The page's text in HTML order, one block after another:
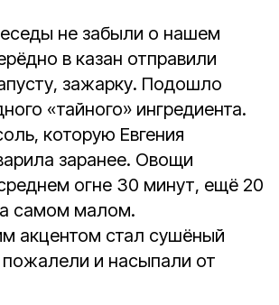
не забыли о нашем
в казан отправили
зажарку. Подошло
«тайного» ингредиента.
которую Евгения
заранее. Овощи
огне 30 минут, ещё 20
самом малом.
акцентом стал сушёный
пожалели и насыпали от